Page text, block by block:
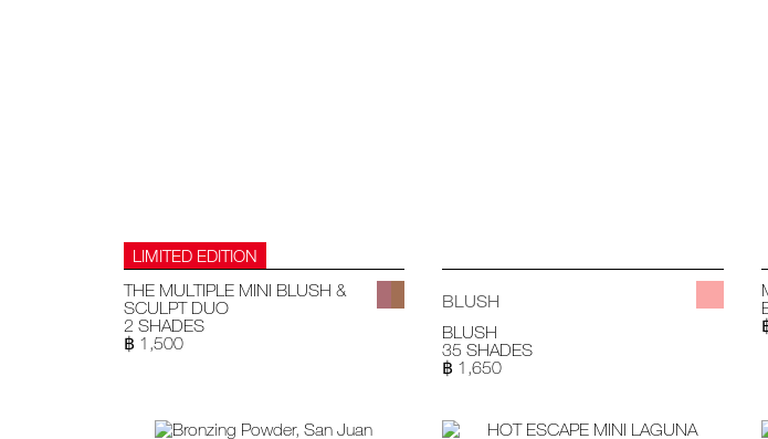
LIMITED EDITION
THE MULTIPLE MINI BLUSH &
SCULPT DUO
2 SHADES
฿ 1,500
BLUSH
BLUSH
35 SHADES
฿ 1,650